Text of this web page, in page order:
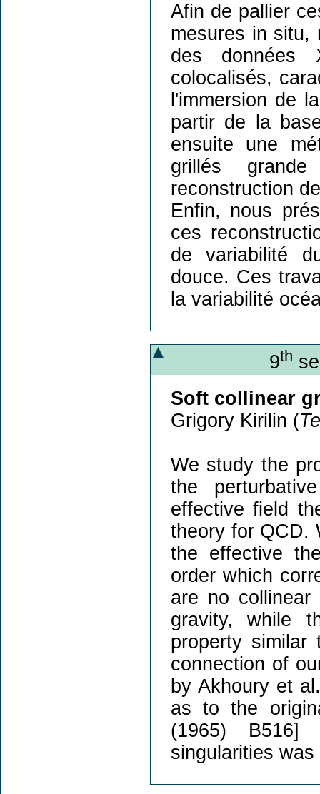
Afin de pallier
mesures in situ,
des données
colocalisés,
l'immersion de
partir de la
ensuite une
grillés
reconstruction
Enfin, nous
ces
de variabilité
douce. Ces
la variabilité
9th
Soft collinear
Grigory Kirilin (
We study the
the
effective field
theory for QCD.
the effective
order which
are no collinear
gravity, while
property
connection of
by Akhoury et
as to the
(1965) B516]
singularities